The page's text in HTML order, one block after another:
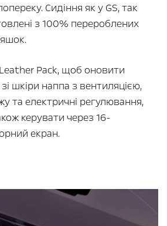
Сидіння як у GS, так
з 100% перероблених
Pack, щоб оновити
зі шкіри наппа з вентиляцією,
та електричні регулювання,
керувати через 16-
екран.